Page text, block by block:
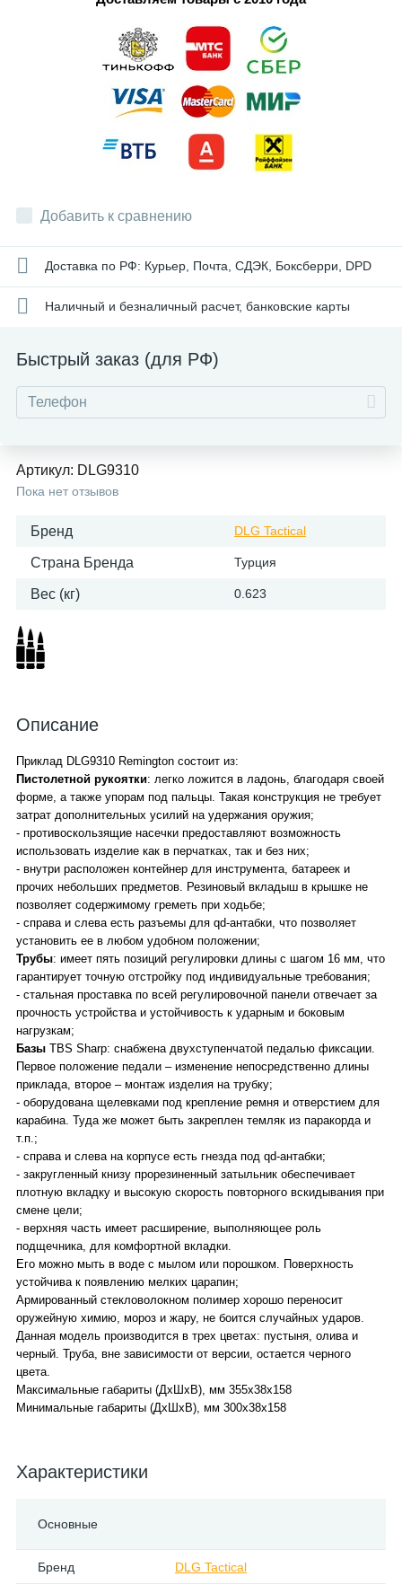
Добавить к сравнению
Доставка по РФ: Курьер, Почта, СДЭК, Боксберри, DPD
Наличный и безналичный расчет, банковские карты
Быстрый заказ (для РФ)
Артикул: DLG9310
Пока нет отзывов
Бренд DLG Tactical
Страна Бренда Турция
Вес (кг) 0.623
Описание
Приклад DLG9310 Remington состоит из:
Пистолетной рукоятки: легко ложится в ладонь, благодаря своей
форме, а также упорам под пальцы. Такая конструкция не требует
затрат дополнительных усилий на удержания оружия;
- противоскользящие насечки предоставляют возможность
использовать изделие как в перчатках, так и без них;
- внутри расположен контейнер для инструмента, батареек и
прочих небольших предметов. Резиновый вкладыш в крышке не
позволяет содержимому греметь при ходьбе;
- справа и слева есть разъемы для qd-антабки, что позволяет
установить ее в любом удобном положении;
Трубы: имеет пять позиций регулировки длины с шагом 16 мм, что
гарантирует точную отстройку под индивидуальные требования;
- стальная проставка по всей регулировочной панели отвечает за
прочность устройства и устойчивость к ударным и боковым
нагрузкам;
Базы TBS Sharp: снабжена двухступенчатой педалью фиксации.
Первое положение педали – изменение непосредственно длины
приклада, второе – монтаж изделия на трубку;
- оборудована щелевками под крепление ремня и отверстием для
карабина. Туда же может быть закреплен темляк из паракорда и
т.п.;
- справа и слева на корпусе есть гнезда под qd-антабки;
- закругленный книзу прорезиненный затыльник обеспечивает
плотную вкладку и высокую скорость повторного вскидывания при
смене цели;
- верхняя часть имеет расширение, выполняющее роль
подщечника, для комфортной вкладки.
Его можно мыть в воде с мылом или порошком. Поверхность
устойчива к появлению мелких царапин;
Армированный стекловолокном полимер хорошо переносит
оружейную химию, мороз и жару, не боится случайных ударов.
Данная модель производится в трех цветах: пустыня, олива и
черный. Труба, вне зависимости от версии, остается черного
цвета.
Максимальные габариты (ДхШхВ), мм 355х38х158
Минимальные габариты (ДхШхВ), мм 300х38х158
Характеристики
Основные
Бренд DLG Tactical